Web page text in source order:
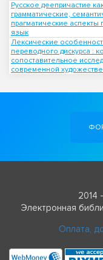
Русское деепричастие
грамматические,
прагматические аспекты
язык
Лексические
переводного дискурса :
сопоставительное
современной
2014
Электронная
Оплата,